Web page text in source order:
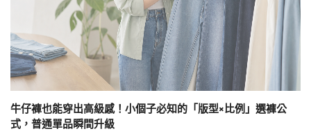
牛仔褲也能穿出高級感！小個子必知的「版型×比例」選褲公
式，普通單品瞬間升級